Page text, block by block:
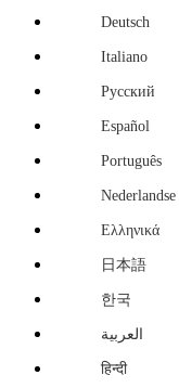
Deutsch
Italiano
Русский
Español
Português
Nederlandse
Ελληνικά
日本語
한국
العربية
हिन्दी